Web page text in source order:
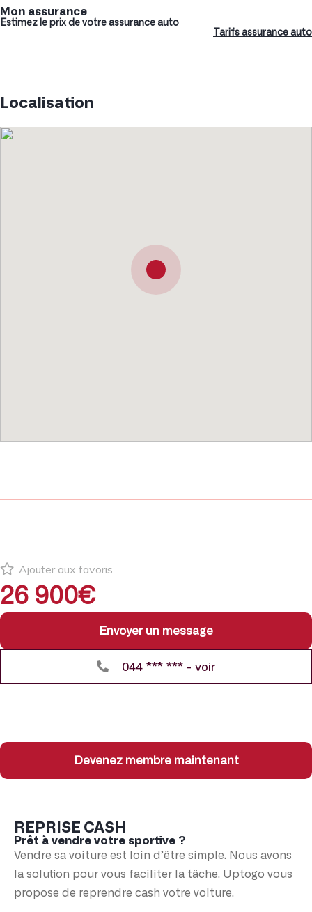
Mon assurance
Estimez le prix de votre assurance auto
Tarifs assurance auto
Localisation
Ajouter aux favoris
26 900€
Envoyer un message
044 *** *** - voir
Devenez membre maintenant
REPRISE CASH
Prêt à vendre votre sportive ?
Vendre sa voiture est loin d’être simple. Nous avons
la solution pour vous faciliter la tâche. Uptogo vous
propose de reprendre cash votre voiture.